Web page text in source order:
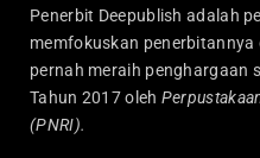
Penerbit Deepublish adalah
memfokuskan
pernah meraih penghargaan
Tahun 2017 oleh
(PNRI).